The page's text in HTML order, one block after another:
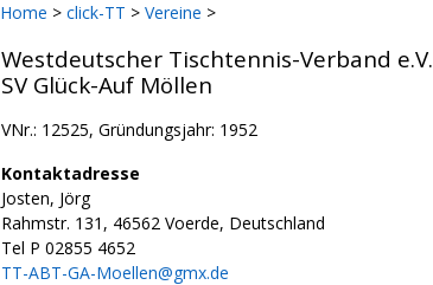
Home > click-TT > Vereine >
Westdeutscher Tischtennis-Verband e.V.
SV Glück-Auf Möllen
VNr.: 12525, Gründungsjahr: 1952
Kontaktadresse
Josten, Jörg
Rahmstr. 131, 46562 Voerde, Deutschland
Tel P 02855 4652
TT-ABT-GA-Moellen@gmx.de